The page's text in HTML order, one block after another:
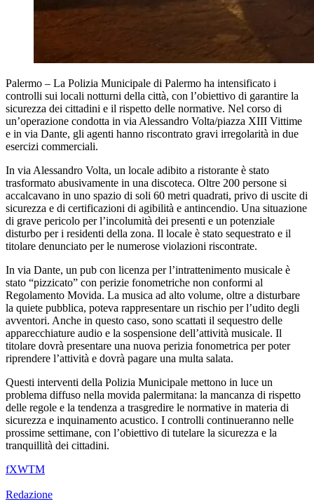
Palermo – La Polizia Municipale di Palermo ha intensificato i
controlli sui locali notturni della città, con l’obiettivo di garantire la
sicurezza dei cittadini e il rispetto delle normative. Nel corso di
un’operazione condotta in via Alessandro Volta/piazza XIII Vittime
e in via Dante, gli agenti hanno riscontrato gravi irregolarità in due
esercizi commerciali.
In via Alessandro Volta, un locale adibito a ristorante è stato
trasformato abusivamente in una discoteca. Oltre 200 persone si
accalcavano in uno spazio di soli 60 metri quadrati, privo di uscite di
sicurezza e di certificazioni di agibilità e antincendio. Una situazione
di grave pericolo per l’incolumità dei presenti e un potenziale
disturbo per i residenti della zona. Il locale è stato sequestrato e il
titolare denunciato per le numerose violazioni riscontrate.
In via Dante, un pub con licenza per l’intrattenimento musicale è
stato “pizzicato” con perizie fonometriche non conformi al
Regolamento Movida. La musica ad alto volume, oltre a disturbare
la quiete pubblica, poteva rappresentare un rischio per l’udito degli
avventori. Anche in questo caso, sono scattati il sequestro delle
apparecchiature audio e la sospensione dell’attività musicale. Il
titolare dovrà presentare una nuova perizia fonometrica per poter
riprendere l’attività e dovrà pagare una multa salata.
Questi interventi della Polizia Municipale mettono in luce un
problema diffuso nella movida palermitana: la mancanza di rispetto
delle regole e la tendenza a trasgredire le normative in materia di
sicurezza e inquinamento acustico. I controlli continueranno nelle
prossime settimane, con l’obiettivo di tutelare la sicurezza e la
tranquillità dei cittadini.
fXWTM
Redazione